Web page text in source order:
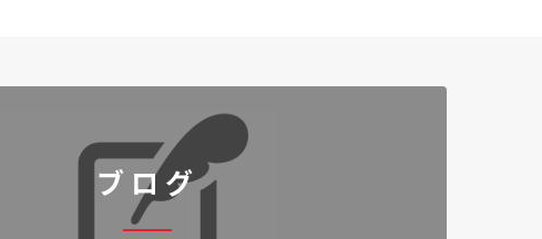
ブログ